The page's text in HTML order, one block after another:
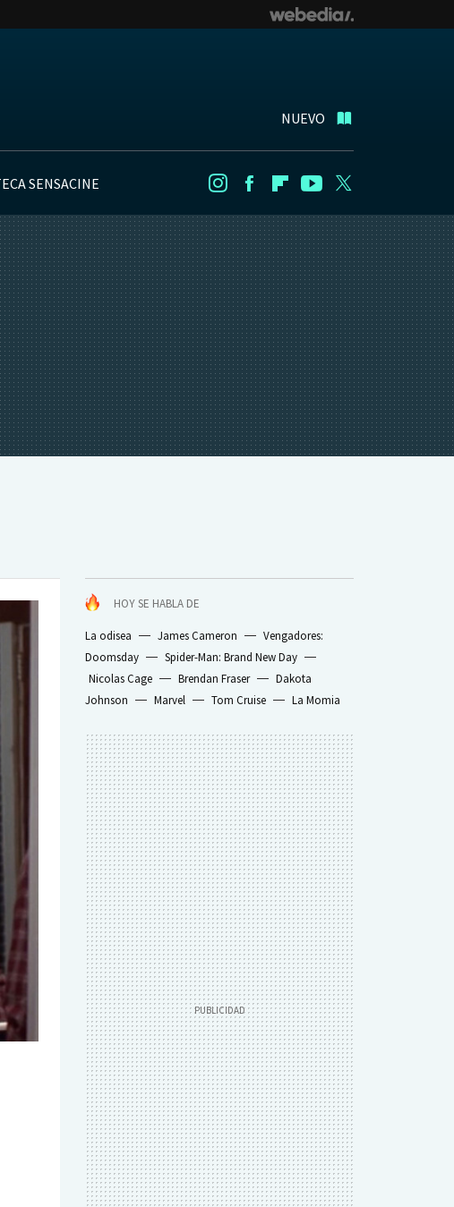
NUEVO
SENSACINE InstagramFacebookFlipboard
Youtube
HOY SE HABLA DE
La odisea James Cameron
Vengadores:
Doomsday
Spider-Man: Brand New Day
Nicolas Cage
Brendan Fraser
Dakota
Johnson
Marvel Tom Cruise La Momia